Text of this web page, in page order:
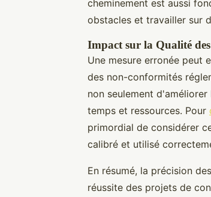
cheminement est aussi
obstacles et travailler sur
Impact sur la Qualité
Une mesure erronée peut
des non-conformités
non seulement
temps et ressources. Pour
primordial de considérer
calibré et utilisé
En résumé, la précision
réussite des projets de